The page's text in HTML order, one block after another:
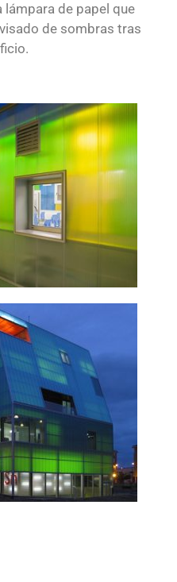
lámpara de papel que
de sombras tras